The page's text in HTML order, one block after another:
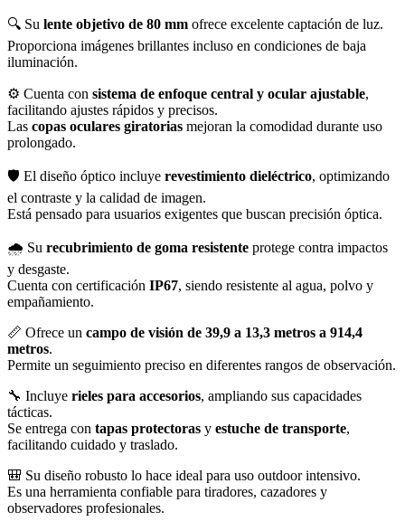
🔍 Su lente objetivo de 80 mm ofrece excelente captación de luz.
Proporciona imágenes brillantes incluso en condiciones de baja
iluminación.
⚙️ Cuenta con sistema de enfoque central y ocular ajustable,
facilitando ajustes rápidos y precisos.
Las copas oculares giratorias mejoran la comodidad durante uso
prolongado.
🛡️ El diseño óptico incluye revestimiento dieléctrico, optimizando
el contraste y la calidad de imagen.
Está pensado para usuarios exigentes que buscan precisión óptica.
🌧️ Su recubrimiento de goma resistente protege contra impactos
y desgaste.
Cuenta con certificación IP67, siendo resistente al agua, polvo y
empañamiento.
📏 Ofrece un campo de visión de 39,9 a 13,3 metros a 914,4
metros.
Permite un seguimiento preciso en diferentes rangos de observación.
🔧 Incluye rieles para accesorios, ampliando sus capacidades
tácticas.
Se entrega con tapas protectoras y estuche de transporte,
facilitando cuidado y traslado.
🎒 Su diseño robusto lo hace ideal para uso outdoor intensivo.
Es una herramienta confiable para tiradores, cazadores y
observadores profesionales.